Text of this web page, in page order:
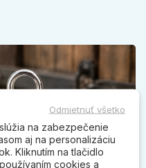
Odmietnuť všetko
na zabezpečenie
aj na personalizáciu
Kliknutím na tlačidlo
používaním cookies a